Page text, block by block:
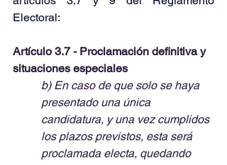
Electoral:
Artículo 3.7 - Proclamación definitiva y
situaciones especiales
b) En caso de que solo se haya
presentado una única
candidatura, y una vez cumplidos
los plazos previstos, esta será
proclamada electa, quedando